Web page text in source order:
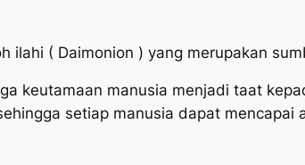
ilahi ( Daimonion ) yang merupakan
keutamaan manusia menjadi taat
setiap manusia dapat mencapai